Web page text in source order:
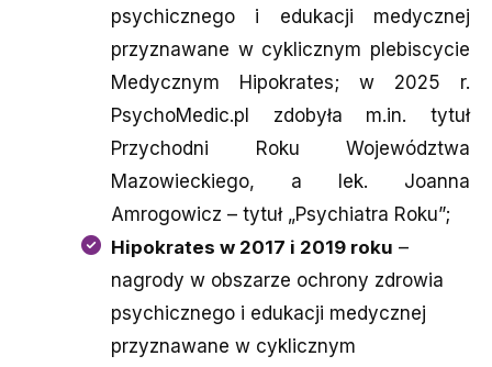
psychicznego i edukacji medycznej
przyznawane w cyklicznym plebiscycie
Medycznym Hipokrates; w 2025 r.
PsychoMedic.pl zdobyła m.in. tytuł
Przychodni Roku Województwa
Mazowieckiego, a lek. Joanna
Amrogowicz – tytuł „Psychiatra Roku”;
Hipokrates w 2017 i 2019 roku –
nagrody w obszarze ochrony zdrowia
psychicznego i edukacji medycznej
przyznawane w cyklicznym